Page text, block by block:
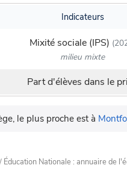
Indicateurs
Mixité sociale (IPS)
milieu mixte
Part d'élèves dans le
le plus proche est à
Éducation Nationale : annuaire de